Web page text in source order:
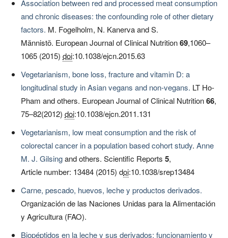
Association between red and processed meat consumption
and chronic diseases: the confounding role of other dietary
factors. M. Fogelholm, N. Kanerva and S.
Männistö. European Journal of Clinical Nutrition69,1060–
1065 (2015) doi:10.1038/ejcn.2015.63
Vegetarianism, bone loss, fracture and vitamin D: a
longitudinal study in Asian vegans and non-vegans. LT Ho-
Pham and others. European Journal of Clinical Nutrition66,
75–82(2012) doi:10.1038/ejcn.2011.131
Vegetarianism, low meat consumption and the risk of
colorectal cancer in a population based cohort study. Anne
M. J. Gilsingand others. Scientific Reports 5,
Article number: 13484 (2015) doi:10.1038/srep13484
Carne, pescado, huevos, leche y productos derivados.
Organización de las Naciones Unidas para la Alimentación
y Agricultura (FAO).
Biopéptidos en la leche y sus derivados: funcionamiento y